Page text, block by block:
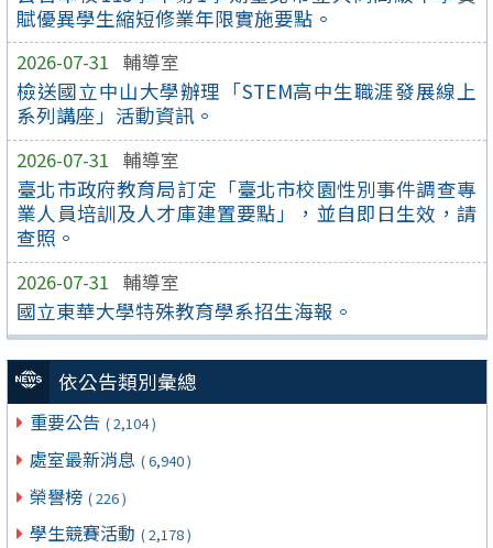
賦優異學生縮短修業年限實施要點。
2026-07-31 輔導室
檢送國立中山大學辦理「STEM高中生職涯發展線上
系列講座」活動資訊。
2026-07-31 輔導室
臺北市政府教育局訂定「臺北市校園性別事件調查專
業人員培訓及人才庫建置要點」，並自即日生效，請
查照。
2026-07-31 輔導室
國立東華大學特殊教育學系招生海報。
依公告類別彙總
重要公告 ( 2,104 )
處室最新消息 ( 6,940 )
榮譽榜 ( 226 )
學生競賽活動 ( 2,178 )